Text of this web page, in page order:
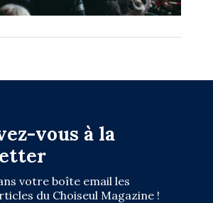
vous à la
votre boîte email les
du Choiseul Magazine !